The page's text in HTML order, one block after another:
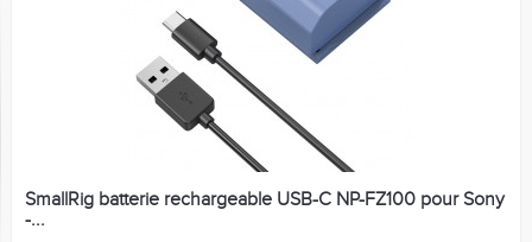
SmallRig batterie rechargeable USB-C NP-FZ100 pour Sony
-...